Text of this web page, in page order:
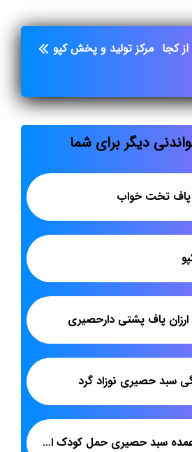
کجا مرکز تولید و پخش کپو
دیگر برای شما
تخت خواب
پاف پشتی دارحصیری
سبد حصیری نوزاد گرد
خرید عمده سبد حصیری حمل کودک ارزان